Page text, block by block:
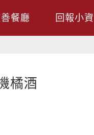
餐廳 回報小資
橘酒